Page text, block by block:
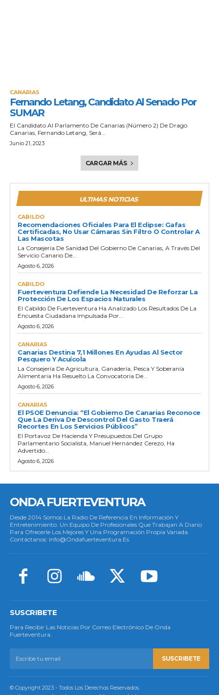
CANARIAS
Fernando Letang, Candidato Al Senado Por
SUMAR
El Candidato Al Parlamento De Canarias (número 2) De Drago
Canarias, Fernando Letang, Será...
Junio 21, 2023
CARGAR MÁS
ULTIMAS NOTICIAS
CABILDO
Recomendaciones Oficiales Para El Eclipse: Gafas
Certificadas, No Usar Cámaras Sin Filtro O Controlar A
Las Mascotas
La Consejería De Sanidad Del Gobierno De Canarias, A Través Del
Servicio Canario De...
Agosto 6, 2026
CABILDO
Fuerteventura Defiende La Necesidad De Reforzar La
Protección De Los Espacios Naturales
El Cabildo De Fuerteventura Ha Analizado Los Resultados De La
Encuesta Ciudadana Impulsada Por...
Agosto 6, 2026
CANARIAS
Canarias Destina 7,1 Millones En Ayudas Al Sector
Pesquero Y Acuícola
La Consejería De Agricultura, Ganadería, Pesca Y Soberanía
Alimentaria Ha Resuelto La Convocatoria De...
Agosto 6, 2026
CANARIAS
El PSOE Denuncia: “El Gobierno De Canarias Reconoce
Que La Deriva De Descontrol Del Gasto Traerá
Recortes En Los Servicios Públicos”
El Portavoz De Hacienda Y Presupuestos Del Grupo
Parlamentario Socialista, Manuel Hernández Cerezo, Ha
Advertido...
Agosto 6, 2026
ONDA FUERTEVENTURA
Desde 2014 Somos La Radio De Referencia En Información Y
Entretenimiento. Un Equipo De Profesionales Que Trabajan A Diario
Para Ofrecerle Los Mejores Y Una Programación Propia Variada.
Contáctanos: Info@ondafuerteventura.es
SUSCRIBETE
Para Recibir Las Noticias Por Correo Electrónico De Onda
Fuerteventura.
SUSCRIBETE
© Copyright 2023 - Todos Los Derechos Reservados.